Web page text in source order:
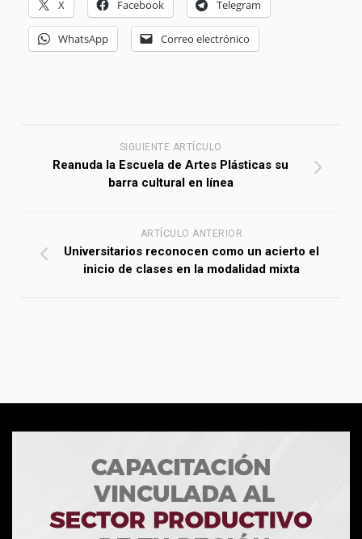
X Facebook Telegram
WhatsApp Correo electrónico
SIGUIENTE ARTÍCULO
Reanuda la Escuela de Artes Plásticas su
barra cultural en línea
ARTÍCULO ANTERIOR
Universitarios reconocen como un acierto el
inicio de clases en la modalidad mixta